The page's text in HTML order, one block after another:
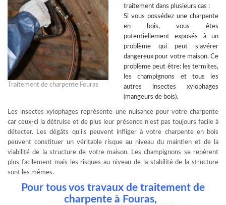
Traitement de charpente Fouras
traitement dans plusieurs cas :
Si vous possédez une charpente
en bois, vous êtes
potentiellement exposés à un
problème qui peut s’avérer
dangereux pour votre maison. Ce
problème peut être: les termites,
les champignons et tous les
autres insectes xylophages
(mangeurs de bois).
Les insectes xylophages représente une nuisance pour votre charpente
car ceux-ci la détruise et de plus leur présence n’est pas toujours facile à
détecter. Les dégâts qu’ils peuvent infliger à votre charpente en bois
peuvent constituer un véritable risque au niveau du maintien et de la
viabilité de la structure de votre maison. Les champignons se repèrent
plus facilement mais les risques au niveau de la stabilité de la structure
sont les mêmes.
Pour tous vos travaux de traitement de
charpente à Fouras,